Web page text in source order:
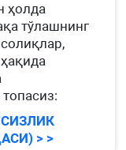
ҳолда
тўлашнинг
> >